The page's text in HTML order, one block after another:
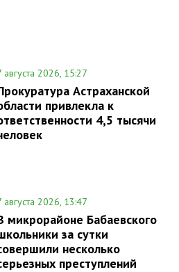
августа 2026, 15:27
Астраханской
привлекла к
4,5 тысячи
августа 2026, 13:47
микрорайоне Бабаевского
за сутки
несколько
преступлений